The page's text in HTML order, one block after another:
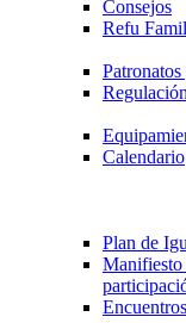
Consejos
Refu
Calendario
Plan de